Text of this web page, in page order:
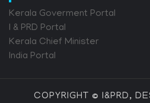
Kerala Goverment Portal
I & PRD Portal
Kerala Chief Minister
India Portal
COPYRIGHT © I&PRD,